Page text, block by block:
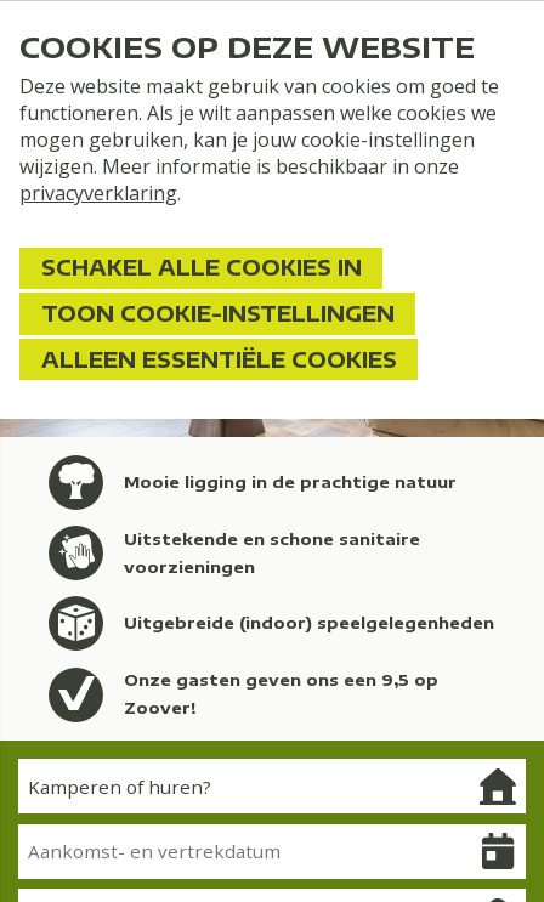
Vakantiehuis Grolloo
Mooie ligging in de prachtige natuur
Uitstekende en schone sanitaire
voorzieningen
Uitgebreide (indoor) speelgelegenheden
Onze gasten geven ons een 9,5 op
Zoover!
COOKIES OP DEZE WEBSITE
Deze website maakt gebruik van cookies om goed te
functioneren. Als je wilt aanpassen welke cookies we
mogen gebruiken, kan je jouw cookie-instellingen
wijzigen. Meer informatie is beschikbaar in onze
privacyverklaring.
SCHAKEL ALLE COOKIES IN
TOON COOKIE-INSTELLINGEN
ALLEEN ESSENTIËLE COOKIES